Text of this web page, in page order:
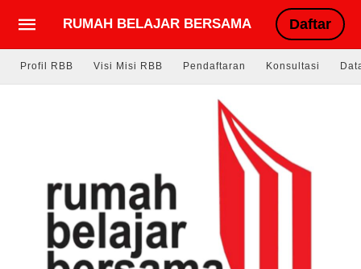
RUMAH BELAJAR BERSAMA Daftar
Profil RBB Visi Misi RBB Pendaftaran Konsultasi